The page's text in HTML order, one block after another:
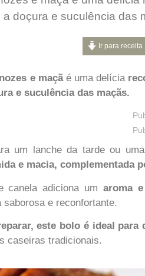
a doçura e suculência das
Ir para receita
e maçã é uma delícia
e suculência das maçãs.
um lanche da tarde ou
e macia, complementada
canela adiciona um aroma
saborosa e reconfortante.
este bolo é ideal para
caseiras tradicionais.